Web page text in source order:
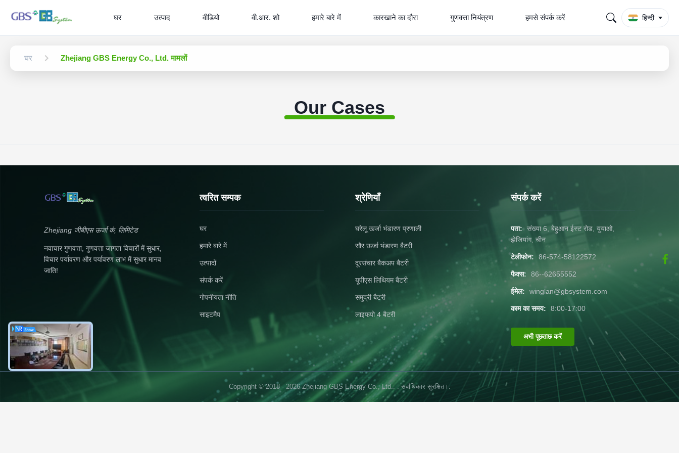
घर उत्पाद वीडियो वी.आर. शो हमारे बारे में कारखाने का दौरा गुणवत्ता नियंत्रण हमसे संपर्क करें हिन्दी
घर Zhejiang GBS Energy Co., Ltd. मामलों
Our Cases
Zhejiang जीबीएस ऊर्जा कं, लिमिटेड
नवाचार गुणवत्ता, गुणवत्ता जागता विचारों में सुधार,
विचार पर्यावरण और पर्यावरण लाभ में सुधार मानव
जाति!
त्वरित सम्पक
घर
हमारे बारे में
उत्पादों
संपर्क करें
गोपनीयता नीति
साइटमैप
श्रेणियाँ
घरेलू ऊर्जा भंडारण प्रणाली
सौर ऊर्जा भंडारण बैटरी
दूरसंचार बैकअप बैटरी
यूपीएस लिथियम बैटरी
समुद्री बैटरी
लाइफपो 4 बैटरी
संपर्क करें
पता:
संख्या 6, बेहुआन ईस्ट रोड, युयाओ,
झेजियांग, चीन
टेलीफोन: 86-574-58122572
फैक्स: 86--62655552
ईमेल: winglan@gbsystem.com
काम का समय: 8:00-17:00
अभी पूछताछ करें
Copyright © 2018 - 2026 Zhejiang GBS Energy Co., Ltd.. . सर्वाधिकार सुरक्षित।.